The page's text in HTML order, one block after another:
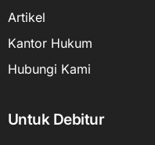
Artikel
Kantor Hukum
Hubungi Kami
Untuk Debitur